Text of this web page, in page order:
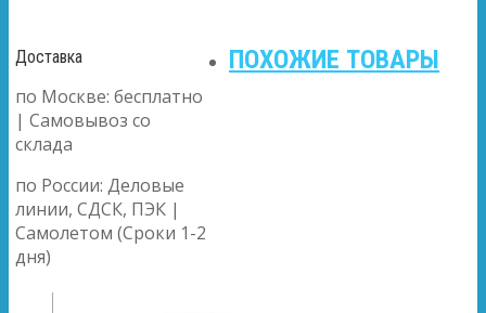
Доставка
по Москве: бесплатно
| Самовывоз со
склада
по России: Деловые
линии, СДСК, ПЭК |
Самолетом (Сроки 1-2
дня)
ПОХОЖИЕ ТОВАРЫ